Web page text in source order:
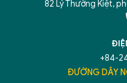
82 Lý Thường Kiệt,
+84-
ĐƯỜNG DÂY